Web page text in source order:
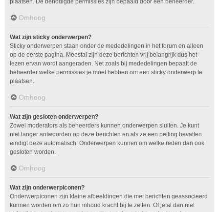
plaatsen. De benodigde permissies zijn bepaald door een beheerder.
Omhoog
Wat zijn sticky onderwerpen?
Sticky onderwerpen staan onder de mededelingen in het forum en alleen
op de eerste pagina. Meestal zijn deze berichten vrij belangrijk dus het
lezen ervan wordt aangeraden. Net zoals bij mededelingen bepaalt de
beheerder welke permissies je moet hebben om een sticky onderwerp te
plaatsen.
Omhoog
Wat zijn gesloten onderwerpen?
Zowel moderators als beheerders kunnen onderwerpen sluiten. Je kunt
niet langer antwoorden op deze berichten en als ze een peiling bevatten
eindigt deze automatisch. Onderwerpen kunnen om welke reden dan ook
gesloten worden.
Omhoog
Wat zijn onderwerpiconen?
Onderwerpiconen zijn kleine afbeeldingen die met berichten geassocieerd
kunnen worden om zo hun inhoud kracht bij te zetten. Of je al dan niet